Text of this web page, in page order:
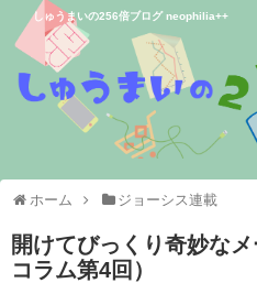
しゅうまいの256倍ブログ neophilia++
ホーム ジョーシス連載
開けてびっくり奇妙な
コラム第4回）